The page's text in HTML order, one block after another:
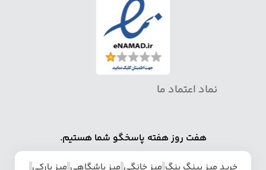
نماد اعتماد ما
هفت روز هفته پاسخگو شما هستیم.
خرید میز پینگ پنگ میز خانگی میز باشگاهی میز پارکی